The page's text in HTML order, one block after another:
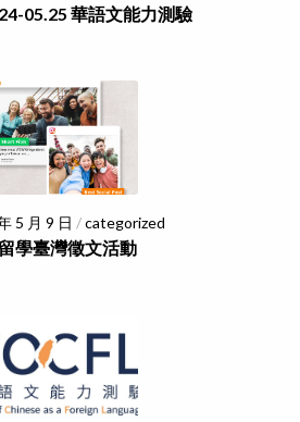
05.25 華語文能力測驗
5 月 9 日 /categorized
學臺灣徵文活動